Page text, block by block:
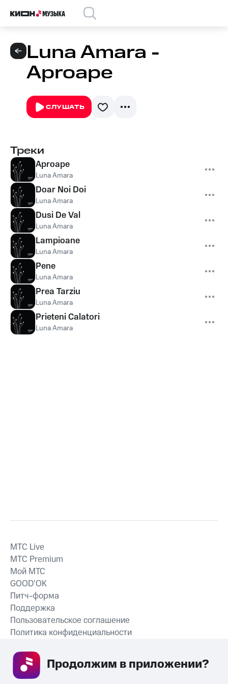
Luna Amara -
Aproape
СЛУШАТЬ
Треки
Aproape
Luna Amara
Doar Noi Doi
Luna Amara
Dusi De Val
Luna Amara
Lampioane
Luna Amara
Pene
Luna Amara
Prea Tarziu
Luna Amara
Prieteni Calatori
Luna Amara
СКАЧАТЬ ПРИЛОЖЕНИЕ
MTС Live
MTС Premium
Мой МТС
GOOD’OK
Питч-форма
Поддержка
Пользовательское соглашение
Политика конфиденциальности